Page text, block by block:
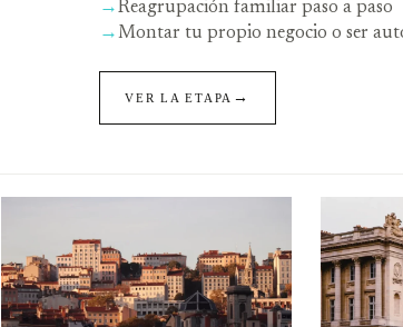
→Reagrupación familiar paso a paso
→Montar tu propio negocio o ser
VER LA ETAPA →